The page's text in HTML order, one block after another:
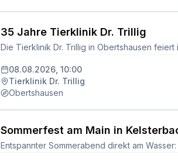
35 Jahre Tierklinik Dr. Trillig
08.08.2026, 10:00
Tierklinik Dr. Trillig
Obertshausen
Sommerfest am Main in